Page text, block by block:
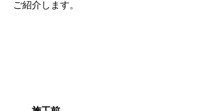
ご紹介します。